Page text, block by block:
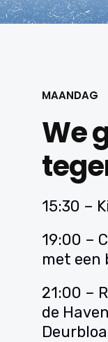
MAANDAG
We
15:30 –
19:00 –
met een
21:00 –
de